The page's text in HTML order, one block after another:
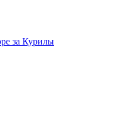
за Курилы